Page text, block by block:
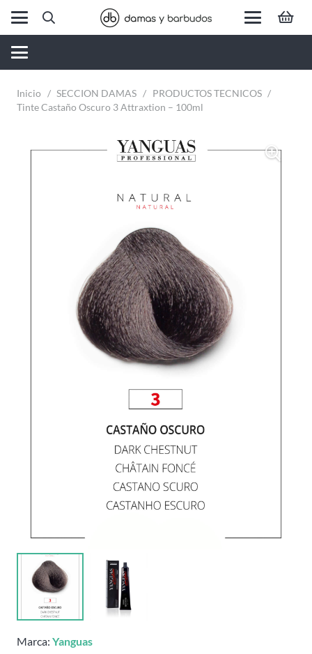
Inicio / SECCION DAMAS / PRODUCTOS TECNICOS /
Tinte Castaño Oscuro 3 Attraxtion – 100ml
Marca: Yanguas